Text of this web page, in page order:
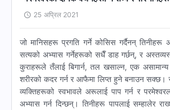
25 अप्रिल 2021
जो मानिसहरू प्रगति गर्ने कोसिस गर्दैनन्
सत्यको अभ्यास गर्नेहरूको सधैँ डाह गर्छन्, र
कुराहरूले तँलाई बिगार्न, तल खसाल्न, एक
शरीरको कदर गर्न र आफैमा लिप्त हुने बनाउन सक्छ।
व्यक्तिहरूको स्वभावले अरूलाई पाप गर्न र
अभ्यास गर्न दिन्छन्। तिनीहरू पापलाई